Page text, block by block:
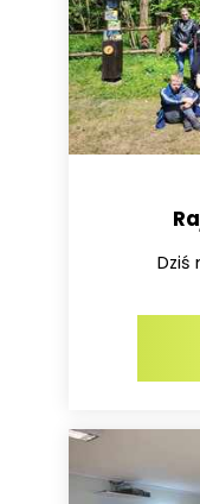
Dziś